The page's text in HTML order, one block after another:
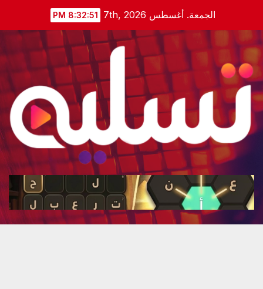
content
الجمعة. أغسطس 7th, 2026 8:32:53 PM